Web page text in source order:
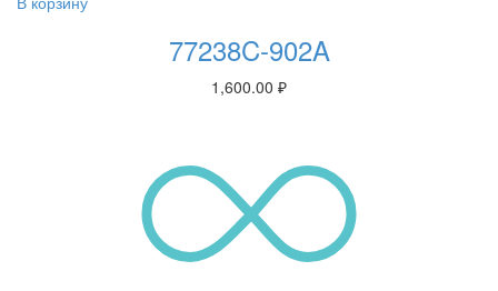
77238C-902A
1,600.00 ₽